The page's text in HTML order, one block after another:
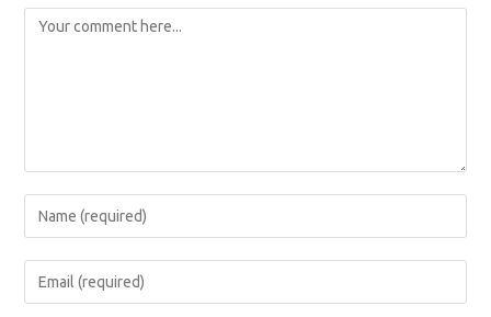
Comment
Enter
your
name
Enter
your